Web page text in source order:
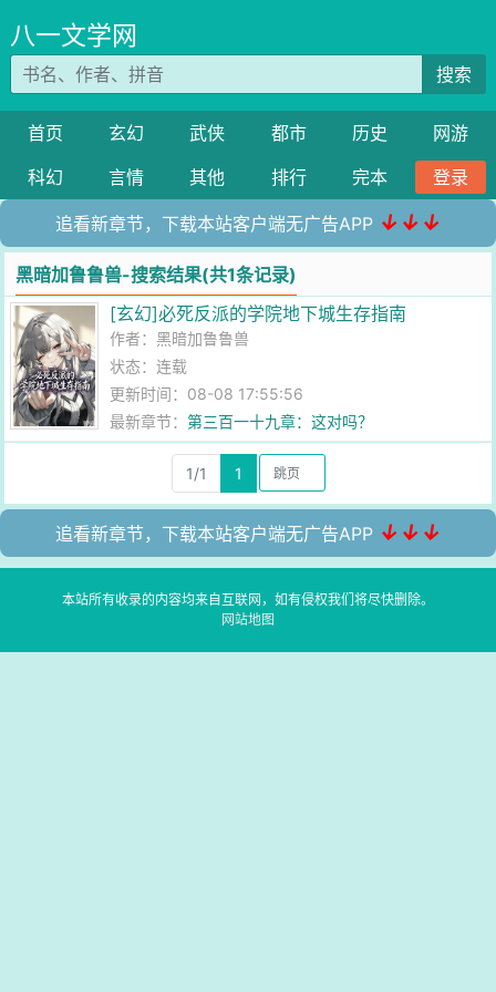
八一文学网
搜索
首页 玄幻 武侠 都市 历史
网游
科幻
言情 其他 排行 完本 登录
追看新章节，下载本站客户端无广告APP ↓↓↓
黑暗加鲁鲁兽-搜索结果(共1条记录)
[玄幻]必死反派的学院地下城生存指南
作者： 黑暗加鲁鲁兽
状态：连载
更新时间：08-08 17:55:56
最新章节：第三百一十九章：这对吗？
1/1 1
追看新章节，下载本站客户端无广告APP ↓↓↓
本站所有收录的内容均来自互联网，如有侵权我们将尽快删除。
网站地图